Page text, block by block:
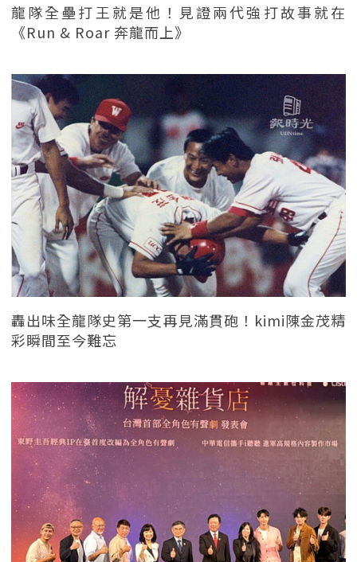
龍隊全壘打王就是他！見證兩代強打故事就在
《Run & Roar 奔龍而上》
轟出味全龍隊史第一支再見滿貫砲！kimi陳金茂精
彩瞬間至今難忘